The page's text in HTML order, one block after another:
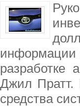
информации
разработке
Джил Пратт.
средства